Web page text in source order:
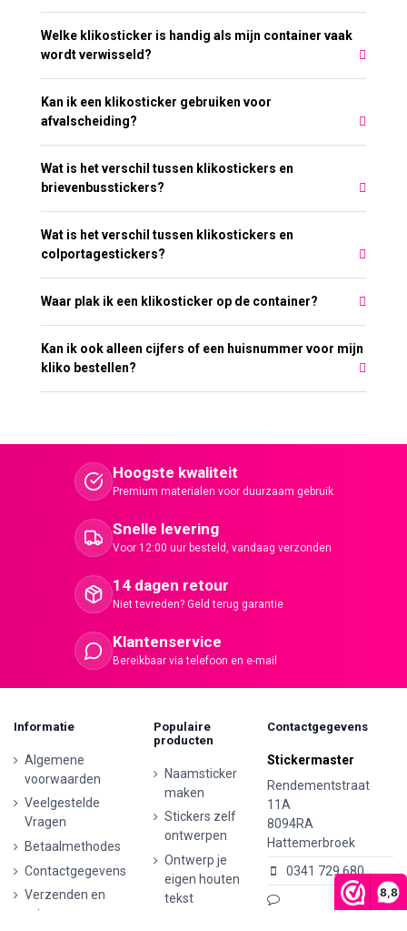
8,8
Welke klikosticker is handig als mijn container vaak
wordt verwisseld?
Kan ik een klikosticker gebruiken voor
afvalscheiding?
Wat is het verschil tussen klikostickers en
brievenbusstickers?
Wat is het verschil tussen klikostickers en
colportagestickers?
Waar plak ik een klikosticker op de container?
Kan ik ook alleen cijfers of een huisnummer voor mijn
kliko bestellen?
Hoogste kwaliteit
Premium materialen voor duurzaam gebruik
Snelle levering
Voor 12:00 uur besteld, vandaag verzonden
14 dagen retour
Niet tevreden? Geld terug garantie
Klantenservice
Bereikbaar via telefoon en e-mail
Informatie
Algemene
voorwaarden
Veelgestelde
Vragen
Betaalmethodes
Contactgegevens
Verzenden en
retourneren
Populaire
producten
Naamsticker
maken
Stickers zelf
ontwerpen
Ontwerp je
eigen houten
tekst
Contactgegevens
Stickermaster
Rendementstraat
11A
8094RA
Hattemerbroek
0341 729 680